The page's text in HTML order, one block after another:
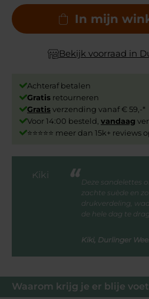
Waarom krijg je er blije
In mijn
Bekijk voorraad in
Achteraf betalen
Gratis retourneren
Gratisverzending vanaf € 59,-*
Voor 14:00 besteld, vandaag
⭐⭐⭐⭐⭐ meer dan 15k+ reviews
Deze sandelettes
zachte suède en
drukverdeling,
de hele dag te
Kiki, Durlinger